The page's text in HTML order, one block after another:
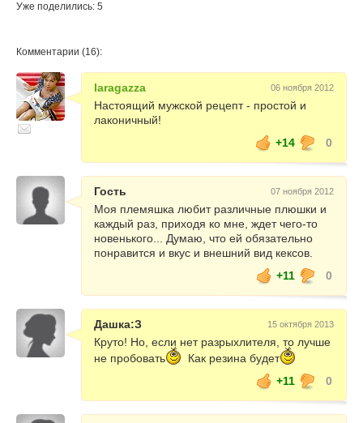
Уже поделились: 5
Комментарии (16):
laragazza 06 ноября 2012
Настоящий мужской рецепт - простой и
лаконичный!
+14
0
Гость 07 ноября 2012
Моя племяшка любит различные плюшки и
каждый раз, приходя ко мне, ждет чего-то
новенького... Думаю, что ей обязательно
понравится и вкус и внешний вид кексов.
+11
0
Дашка:З 15 октября 2013
Круто! Но, если нет разрыхлителя, то лучше
не пробовать
Как резина будет
+11
0